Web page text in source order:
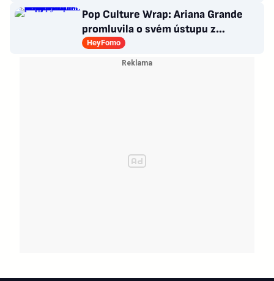
poražení
Pop Culture Wrap: Ariana Grande
promluvila o svém ústupu z
veřejného života a Sophia z
KATSEYE si dává pauzu od skupiny
HeyFomo